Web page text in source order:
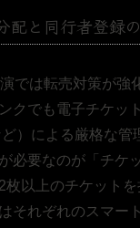
配と同行者登録
では転売対策が強
クでも電子チケッ
）による厳格な管
必要なのが「チケ
枚以上のチケット
それぞれのスマー